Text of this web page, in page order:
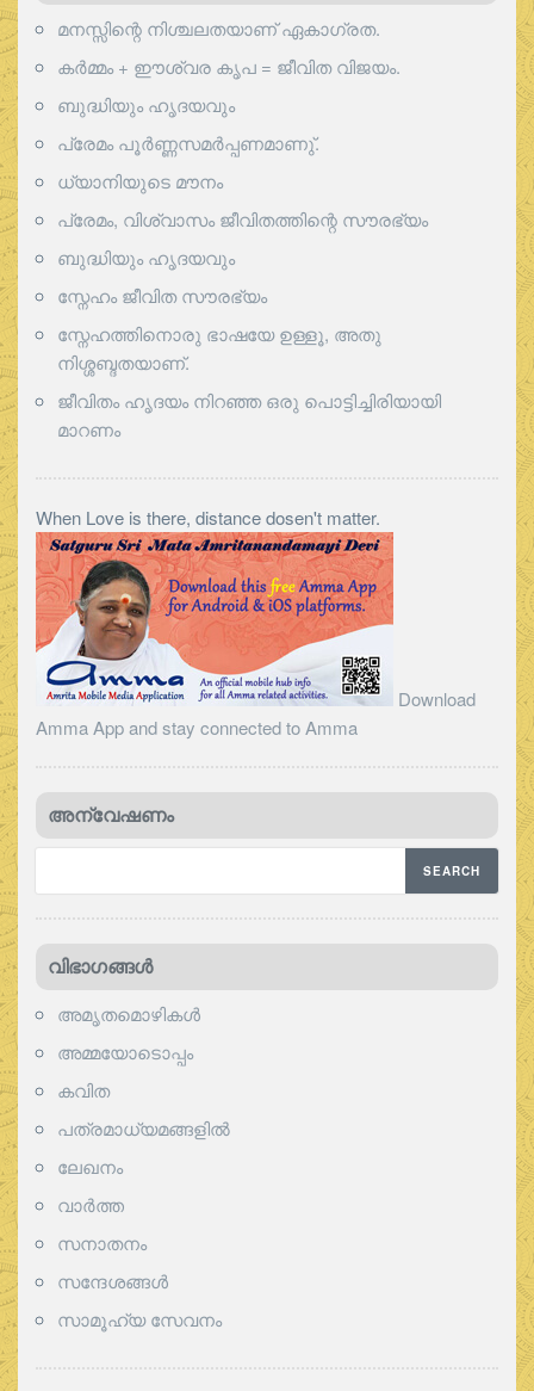
മനസ്സിന്റെ നിശ്ചലതയാണ് ഏകാഗ്രത.
കർമ്മം + ഈശ്വര കൃപ = ജീവിത വിജയം.
ബുദ്ധിയും ഹൃദയവും
പ്രേമം പൂര്‍ണ്ണസമര്‍പ്പണമാണു്.
ധ്യാനിയുടെ മൗനം
പ്രേമം, വിശ്വാസം ജീവിതത്തിന്റെ സൗരഭ്യം
ബുദ്ധിയും ഹൃദയവും
സ്നേഹം ജീവിത സൗരഭ്യം
സ്നേഹത്തിനൊരു ഭാഷയേ ഉള്ളൂ, അതു
നിശ്ശബ്ദതയാണ്.
ജീവിതം ഹൃദയം നിറഞ്ഞ ഒരു പൊട്ടിച്ചിരിയായി
മാറണം
When Love is there, distance dosen't matter.
Download
Amma App and stay connected to Amma
അന്വേഷണം
വിഭാഗങ്ങള്‍
അമൃതമൊഴികള്‍
അമ്മയോടൊപ്പം
കവിത
പത്രമാധ്യമങ്ങളില്‍
ലേഖനം
വാര്‍ത്ത
സനാതനം
സന്ദേശങ്ങൾ
സാമൂഹ്യ സേവനം